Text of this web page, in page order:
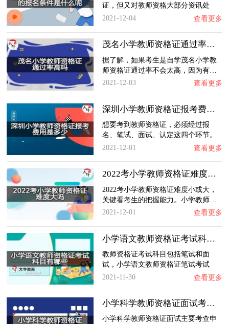
证，但又对教师资格大部分资讯处
于…
2021-12-04 查看更多
茂名小学教师资格证通过率高吗？
据了解，如果考生是自学茂名小学教
师资格证通过率不会太高，因为有…
2021-12-03
查看更多
深圳小学教师资格证报考费用是多少？
想要考到教师资格证，必须经过报
名、笔试、面试、认定这四个环节。
…
2021-12-01 查看更多
2022考小学教师资格证难度大吗？
2022考小学教师资格证难度小或大，
关键看考生的把握能力。小学教师…
2021-12-01
查看更多
小学语文教师资格证考试科目有哪些？
教师资格证考试科目包括笔试和面
试，小学语文教师资格证笔试考试
科…
2021-11-30 查看更多
小学科学教师资格证面试考什么？
小学科学教师资格证面试主要考查申